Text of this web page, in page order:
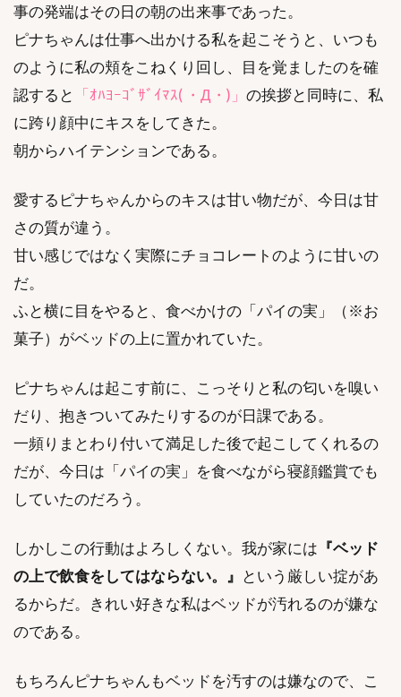
事の発端はその日の朝の出来事であった。
ピナちゃんは仕事へ出かける私を起こそうと、いつも
のように私の頬をこねくり回し、目を覚ましたのを確
認すると
「ｵﾊﾖｰｺﾞｻﾞｲﾏｽ( ・Д・)」 の挨拶と同時に、私
に跨り顔中にキスをしてきた。
朝からハイテンションである。
愛するピナちゃんからのキスは甘い物だが、今日は甘
さの質が違う。
甘い感じではなく実際にチョコレートのように甘いの
だ。
ふと横に目をやると、食べかけの「パイの実」（※お
菓子）がベッドの上に置かれていた。
ピナちゃんは起こす前に、こっそりと私の匂いを嗅い
だり、抱きついてみたりするのが日課である。
一頻りまとわり付いて満足した後で起こしてくれるの
だが、今日は「パイの実」を食べながら寝顔鑑賞でも
していたのだろう。
しかしこの行動はよろしくない。我が家には 『ベッド
の上で飲食をしてはならない。』 という厳しい掟があ
るからだ。きれい好きな私はベッドが汚れるのが嫌な
のである。
もちろんピナちゃんもベッドを汚すのは嫌なので、こ